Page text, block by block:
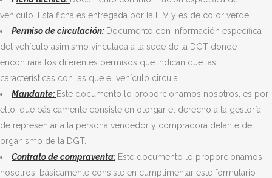
vehículo. Esta ficha es entregada por la ITV y es de color verde
Permiso de circulación: Documento con información específica
del vehículo asimismo vinculada a la sede de la DGT donde
encontrara los diferentes permisos que indican que las
características con las que el vehículo circula.
Mandante: Este documento lo proporcionamos nosotros, es por
ello, que básicamente consiste en otorgar el derecho a la gestoría
de representar a la persona vendedor y compradora delante del
organismo de la DGT.
Contrato de compraventa: Este documento lo proporcionamos
nosotros, básicamente consiste en cumplimentar este formulario